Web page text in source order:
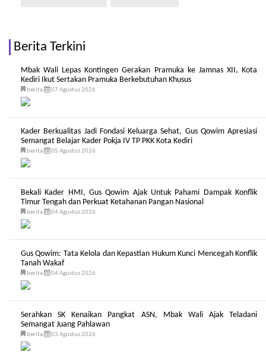
Berita Terkini
Mbak Wali Lepas Kontingen Gerakan Pramuka ke Jamnas XII, Kota
Kediri Ikut Sertakan Pramuka Berkebutuhan Khusus
berita 07 Agustus 2026
Kader Berkualitas Jadi Fondasi Keluarga Sehat, Gus Qowim Apresiasi
Semangat Belajar Kader Pokja IV TP PKK Kota Kediri
berita 05 Agustus 2026
Bekali Kader HMI, Gus Qowim Ajak Untuk Pahami Dampak Konflik
Timur Tengah dan Perkuat Ketahanan Pangan Nasional
berita 04 Agustus 2026
Gus Qowim: Tata Kelola dan Kepastian Hukum Kunci Mencegah Konflik
Tanah Wakaf
berita 04 Agustus 2026
Serahkan SK Kenaikan Pangkat ASN, Mbak Wali Ajak Teladani
Semangat Juang Pahlawan
berita 03 Agustus 2026